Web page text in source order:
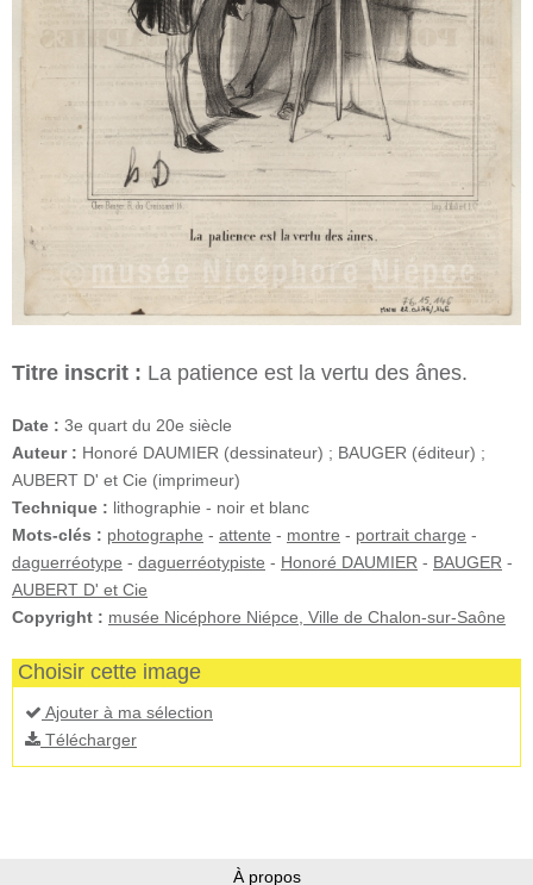
Titre inscrit : La patience est la vertu des ânes.
Date : 3e quart du 20e siècle
Auteur : Honoré DAUMIER (dessinateur) ; BAUGER (éditeur) ;
AUBERT D' et Cie (imprimeur)
Technique : lithographie - noir et blanc
Mots-clés : photographe - attente - montre - portrait charge -
daguerréotype - daguerréotypiste - Honoré DAUMIER - BAUGER -
AUBERT D' et Cie
Copyright : musée Nicéphore Niépce, Ville de Chalon-sur-Saône
Choisir cette image
Ajouter à ma sélection
Télécharger
À propos